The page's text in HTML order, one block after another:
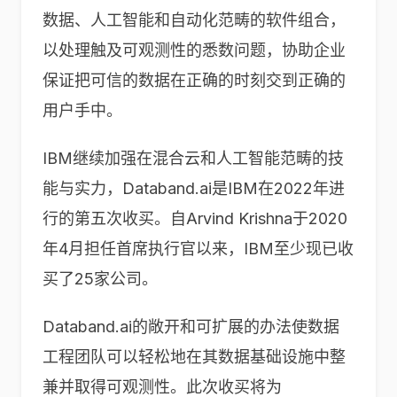
数据、人工智能和自动化范畴的软件组合，
以处理触及可观测性的悉数问题，协助企业
保证把可信的数据在正确的时刻交到正确的
用户手中。
IBM继续加强在混合云和人工智能范畴的技
能与实力，Databand.ai是IBM在2022年进
行的第五次收买。自Arvind Krishna于2020
年4月担任首席执行官以来，IBM至少现已收
买了25家公司。
Databand.ai的敞开和可扩展的办法使数据
工程团队可以轻松地在其数据基础设施中整
兼并取得可观测性。此次收买将为